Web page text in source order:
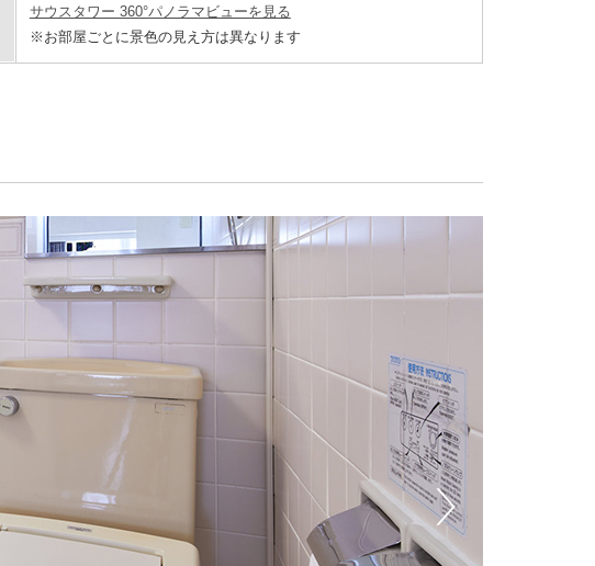
サウスタワー 360°パノラマビューを見る
※お部屋ごとに景色の見え方は異なります